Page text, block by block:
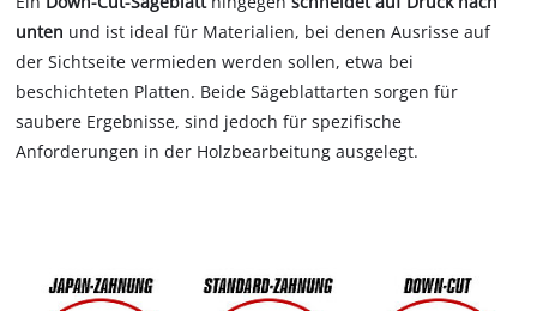
unten und ist ideal für Materialien, bei denen Ausrisse auf
der Sichtseite vermieden werden sollen, etwa bei
beschichteten Platten. Beide Sägeblattarten sorgen für
saubere Ergebnisse, sind jedoch für spezifische
Anforderungen in der Holzbearbeitung ausgelegt.